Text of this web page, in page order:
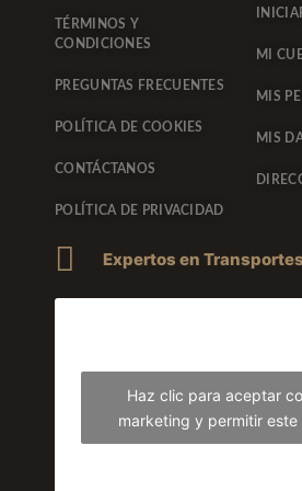
TÉRMINOS Y
CONDICIONES
PREGUNTAS FRECUENTES
POLÍTICA DE COOKIES
CONTÁCTANOS
POLÍTICA DE PRIVACIDAD
MI
MIS
MIS
Expertos en
Haz clic para aceptar
marketing y permitir este